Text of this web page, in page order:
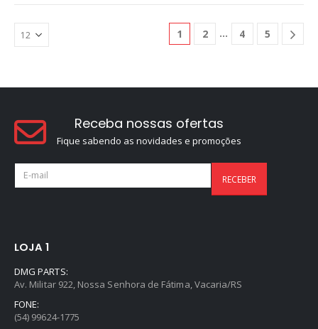
1 2 4 5
Receba nossas ofertas
Fique sabendo as novidades e promoções
LOJA 1
DMG PARTS:
Av. Militar 922, Nossa Senhora de Fátima, Vacaria/RS
FONE:
(54) 99624-1775